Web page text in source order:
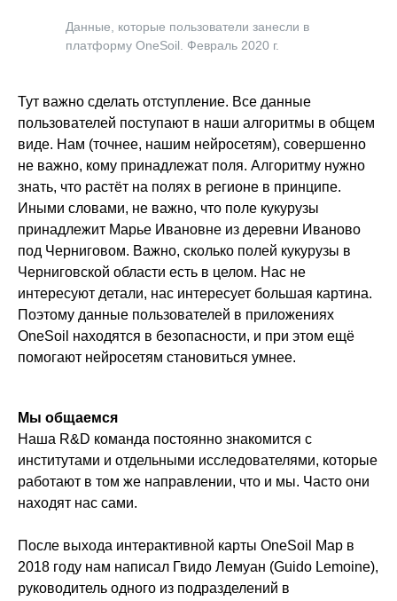
Данные, которые пользователи занесли в
платформу OneSoil. Февраль 2020 г.
Тут важно сделать отступление. Все данные
пользователей поступают в наши алгоритмы в общем
виде. Нам (точнее, нашим нейросетям), совершенно
не важно, кому принадлежат поля. Алгоритму нужно
знать, что растёт на полях в регионе в принципе.
Иными словами, не важно, что поле кукурузы
принадлежит Марье Ивановне из деревни Иваново
под Черниговом. Важно, сколько полей кукурузы в
Черниговской области есть в целом. Нас не
интересуют детали, нас интересует большая картина.
Поэтому данные пользователей в приложениях
OneSoil находятся в безопасности, и при этом ещё
помогают нейросетям становиться умнее.
Мы общаемся
Наша R&D команда постоянно знакомится с
институтами и отдельными исследователями, которые
работают в том же направлении, что и мы. Часто они
находят нас сами.
После выхода интерактивной карты OneSoil Map в
2018 году нам написал Гвидо Лемуан (Guido Lemoine),
руководитель одного из подразделений в